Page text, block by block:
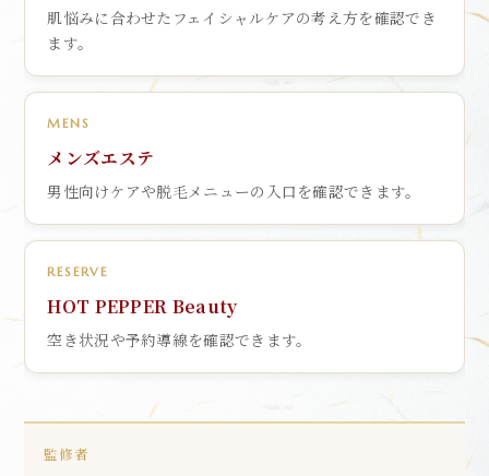
肌悩みに合わせたフェイシャルケアの考え方を確認でき
ます。
MENS
メンズエステ
男性向けケアや脱毛メニューの入口を確認できます。
RESERVE
HOT PEPPER Beauty
空き状況や予約導線を確認できます。
監修者